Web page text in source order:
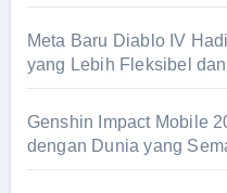
Meta Baru Diablo IV
yang Lebih Fleksibel dan
Genshin Impact Mobile
dengan Dunia yang